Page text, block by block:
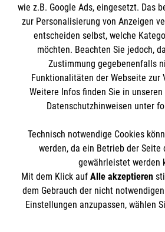
Datenschutz
Barrierefreiheit
Kontakt
Die Malteser
Malteser in Deutschland
Malteserorden
Sharepoint
Spendenkonto
Pax-Bank für Kirche und
IBAN: DE47 3706 0193 4001
BIC: GENODED1PAX
So finden Sie uns
Baustraße 3
64372 Ober-Ramstadt
Der Malteser Hilfsdienst e.V. ist als
wie z.B. Google Ads, eingesetzt. Das
zur Personalisierung von Anzeigen
entscheiden selbst, welche
möchten. Beachten Sie jedoch,
Zustimmung gegebenenfalls
Funktionalitäten der Webseite zur
Weitere Infos finden Sie in
Datenschutzhinweisen unter
Technisch notwendige Cookies
werden, da ein Betrieb der Seite
gewährleistet werden
Mit dem Klick auf Alle akzeptieren
dem Gebrauch der nicht
Einstellungen anzupassen, wählen